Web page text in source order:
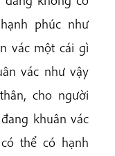
phúc như
vác một cái gì
vác như vậy
cho người
khuân vác
thể có hạnh